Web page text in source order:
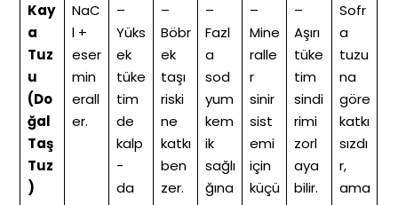
Kay
a
Tuz
u
(Do
ğal
Taş
Tuz
)
NaC
l +
eser
min
erall
er.
–
Yüks
ek
tüke
tim
de
kalp
-
da
–
Böbr
ek
taşı
riski
ne
katkı
ben
zer.
–
Fazl
a
sod
yum
kem
ik
sağlı
ğına
–
Mine
ralle
r
sinir
sist
emi
için
küçü
–
Aşırı
tüke
tim
sindi
rimi
zorl
aya
bilir.
Sofr
a
tuzu
na
göre
katkı
sızdı
r,
ama